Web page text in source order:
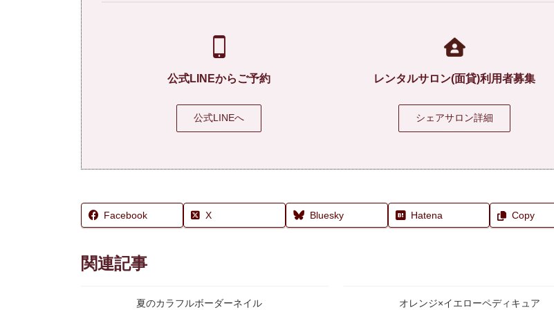
公式LINEからご予約
公式LINEへ
レンタルサロン(面貸)利用者募集
シェアサロン詳細
Facebook X Bluesky Hatena Copy
関連記事
夏のカラフルボーダーネイル オレンジ×イエローペディキュア